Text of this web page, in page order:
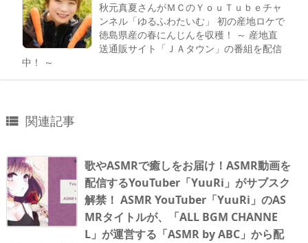
秋元真夏さんがＭＣのＹｏｕＴｕｂｅチャ
ンネル「ゆるふわたいむ」 初の産地ロケで
徳島県産の春にんじんを収穫！ ～ 産地直
送通販サイト「ＪＡタウン」の番組を配信
中！ ～
 関連記事
歌やASMRで癒しをお届け！ASMR動画を
配信するYouTuber「YuuRi」がサブスク
解禁！ ASMR YouTuber「YuuRi」のAS
MRタイトルが、「ALL BGM CHANNE
L」が運営する「ASMR by ABC」から配